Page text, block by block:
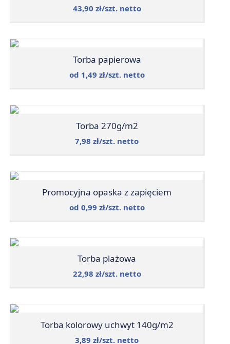
43,90 zł/szt. netto
Torba papierowa
od 1,49 zł/szt. netto
Torba 270g/m2
7,98 zł/szt. netto
Promocyjna opaska z zapięciem
od 0,99 zł/szt. netto
Torba plażowa
22,98 zł/szt. netto
Torba kolorowy uchwyt 140g/m2
3,89 zł/szt. netto